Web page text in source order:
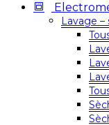
Lavage –